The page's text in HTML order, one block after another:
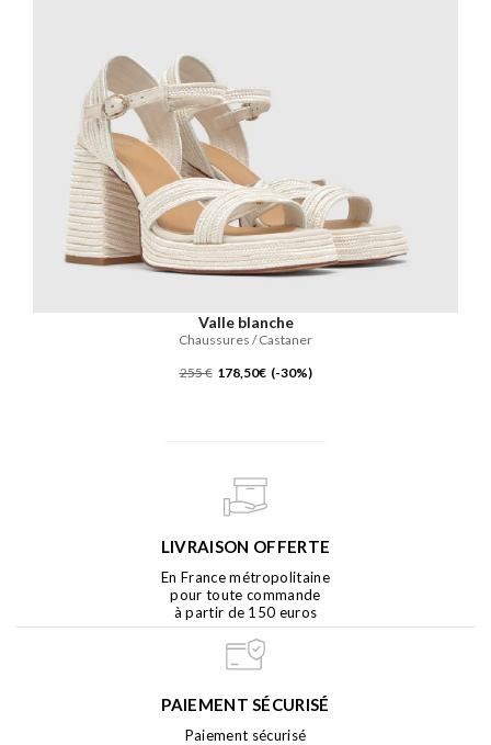
Valle blanche
Chaussures / Castaner
255 € 178,50€ (-30%)
LIVRAISON OFFERTE
En France métropolitaine
pour toute commande
à partir de 150 euros
PAIEMENT SÉCURISÉ
Paiement sécurisé